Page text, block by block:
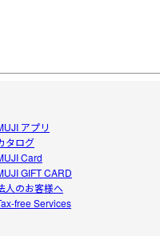
アプリ
タログ
Card
GIFT CARD
人のお客様へ
free Services